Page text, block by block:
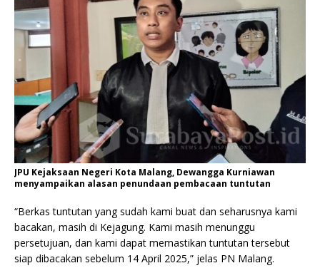
JPU Kejaksaan Negeri Kota Malang, Dewangga Kurniawan
menyampaikan alasan penundaan pembacaan tuntutan
“Berkas tuntutan yang sudah kami buat dan seharusnya kami
bacakan, masih di Kejagung. Kami masih menunggu
persetujuan, dan kami dapat memastikan tuntutan tersebut
siap dibacakan sebelum 14 April 2025,” jelas PN Malang.